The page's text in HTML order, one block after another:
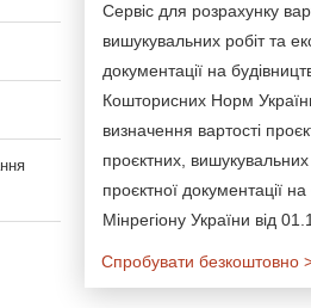
Сервіс для розрахунку
вишукувальних робіт та
документації на
Кошторисних Норм
визначення вартості
проєктних, вишукувальних
проєктної документації
Мінрегіону України від
Спробувати безкоштовно